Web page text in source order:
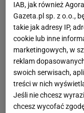
IAB, jak również
Gazeta.pl sp. z o.o.,
takie jak adresy IP,
cookie lub inne
marketingowych, w
reklam
swoich serwisach,
treści w nich
Jeśli nie chcesz
chcesz wycofać